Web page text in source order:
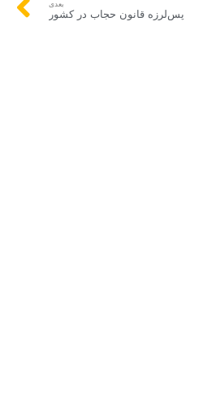
بعدی
پس‌لرزه‌ قانون حجاب در کشور